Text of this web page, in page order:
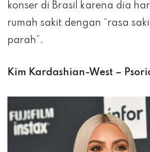
konser di Brasil karena dia
rumah sakit dengan “rasa
parah”.
Kim Kardashian-West –